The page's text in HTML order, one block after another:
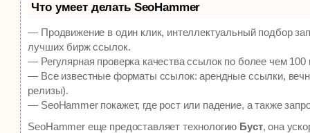
Что умеет делать SeoHammer
— Продвижение в один клик, интеллектуальный подбор
лучших бирж ссылок.
— Регулярная проверка качества ссылок по более чем
— Все известные форматы ссылок: арендные ссылки,
релизы).
— SeoHammer покажет, где рост или падение, а также
SeoHammer еще предоставляет технологию Буст, она